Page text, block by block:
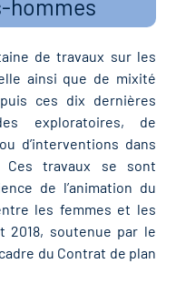
hommes
de travaux sur les
ainsi que de mixité
ces dix dernières
exploratoires, de
d’interventions dans
Ces travaux se sont
de l’animation du
les femmes et les
2018, soutenue par le
du Contrat de plan